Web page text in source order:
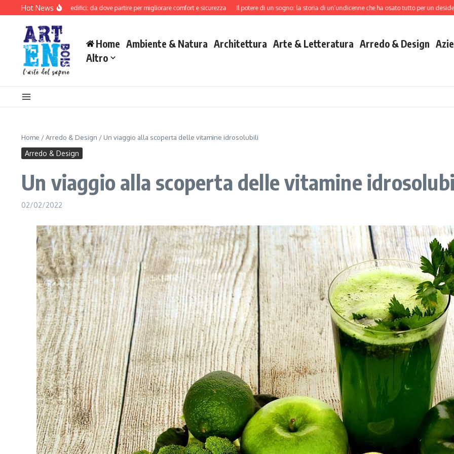
Salta al contenuto
Hot News
degli edifici: da dove partire per migliorare comfort e sicurezza Il potere di un sogno: la storia di un’undicenne che ha osato tutto per un desiderio
Home Ambiente & Natura Architettura Arte & Letteratura Arredo & Design
Altro
Home /Arredo & Design / Un viaggio alla scoperta delle vitamine idrosolubili
Arredo & Design
Un viaggio alla scoperta delle vitamine
02/02/2022